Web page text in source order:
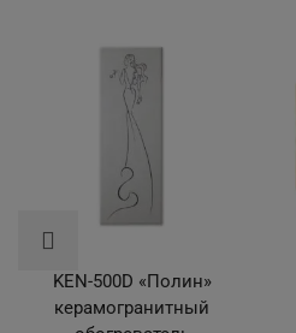
KEN-500D «Полин»
керамогранитный